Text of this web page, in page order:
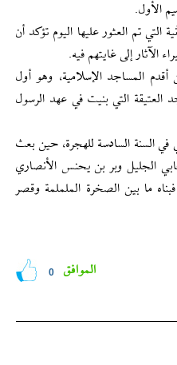
الأول.
التي تم العثور عليها اليوم تؤكد أن
الآثار إلى غايتهم فيه.
المساجد الإسلامية، وهو أول
التي بنيت في عهد الرسول
في السنة السادسة للهجرة، حين بعث
الجليل وبر بن يحنس الأنصاري
ما بين الصخرة الململمة وقصر
0 الموافق